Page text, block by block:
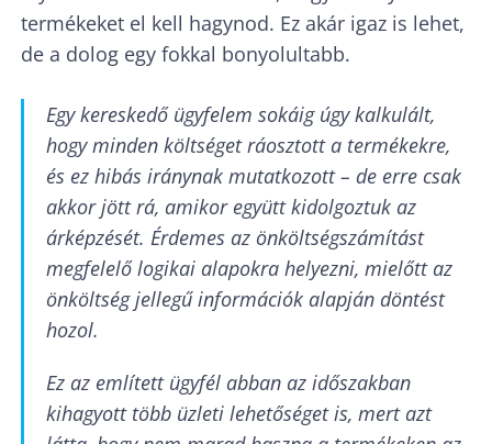
termékeket el kell hagynod. Ez akár igaz is lehet,
de a dolog egy fokkal bonyolultabb.
Egy kereskedő ügyfelem sokáig úgy kalkulált,
hogy minden költséget ráosztott a termékekre,
és ez hibás iránynak mutatkozott – de erre csak
akkor jött rá, amikor együtt kidolgoztuk az
árképzését. Érdemes az önköltségszámítást
megfelelő logikai alapokra helyezni, mielőtt az
önköltség jellegű információk alapján döntést
hozol.
Ez az említett ügyfél abban az időszakban
kihagyott több üzleti lehetőséget is, mert azt